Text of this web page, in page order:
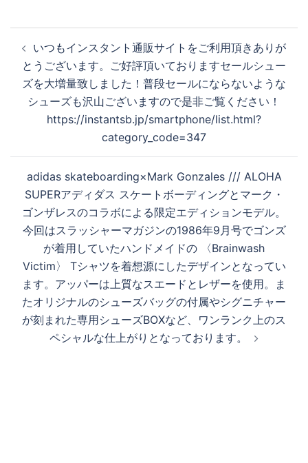
稿
ナ
ビ
シ
ン
いつもインスタント通販サイトをご利用頂きありが
とうございます。ご好評頂いておりますセールシュー
ズを大増量致しました！普段セールにならないような
シューズも沢山ございますので是非ご覧ください！
https://instantsb.jp/smartphone/list.html?
category_code=347
adidas skateboarding×Mark Gonzales /// ALOHA
SUPERアディダス スケートボーディングとマーク・
ゴンザレスのコラボによる限定エディションモデル。
今回はスラッシャーマガジンの1986年9月号でゴンズ
が着用していたハンドメイドの 〈Brainwash
Victim〉 Tシャツを着想源にしたデザインとなってい
ます。アッパーは上質なスエードとレザーを使用。ま
たオリジナルのシューズバッグの付属やシグニチャー
が刻まれた専用シューズBOXなど、ワンランク上のス
ペシャルな仕上がりとなっております。